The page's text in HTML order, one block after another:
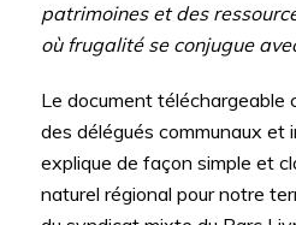
patrimoines et des
où frugalité se conjugue
Le document téléchargeable
des délégués communaux et
explique de façon simple et
naturel régional pour notre